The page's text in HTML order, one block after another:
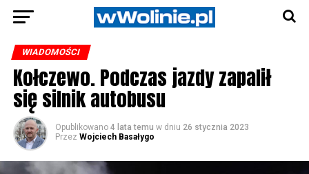
WIADOMOŚCI
Kołczewo. Podczas jazdy zapalił
się silnik autobusu
Opublikowano 4 lata temu w dniu 26 stycznia 2023
Przez Wojciech Basałygo